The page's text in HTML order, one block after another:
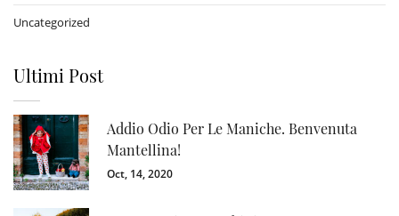
Uncategorized
Ultimi Post
Addio Odio Per Le Maniche. Benvenuta
Mantellina!
Oct, 14, 2020